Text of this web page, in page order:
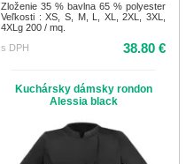
Zloženie 35 % bavlna 65 % polyester
Veľkosti : XS, S, M, L, XL, 2XL, 3XL,
4XLg 200 / mq.
s DPH
38.80 €
Kuchársky dámsky rondon
Alessia black